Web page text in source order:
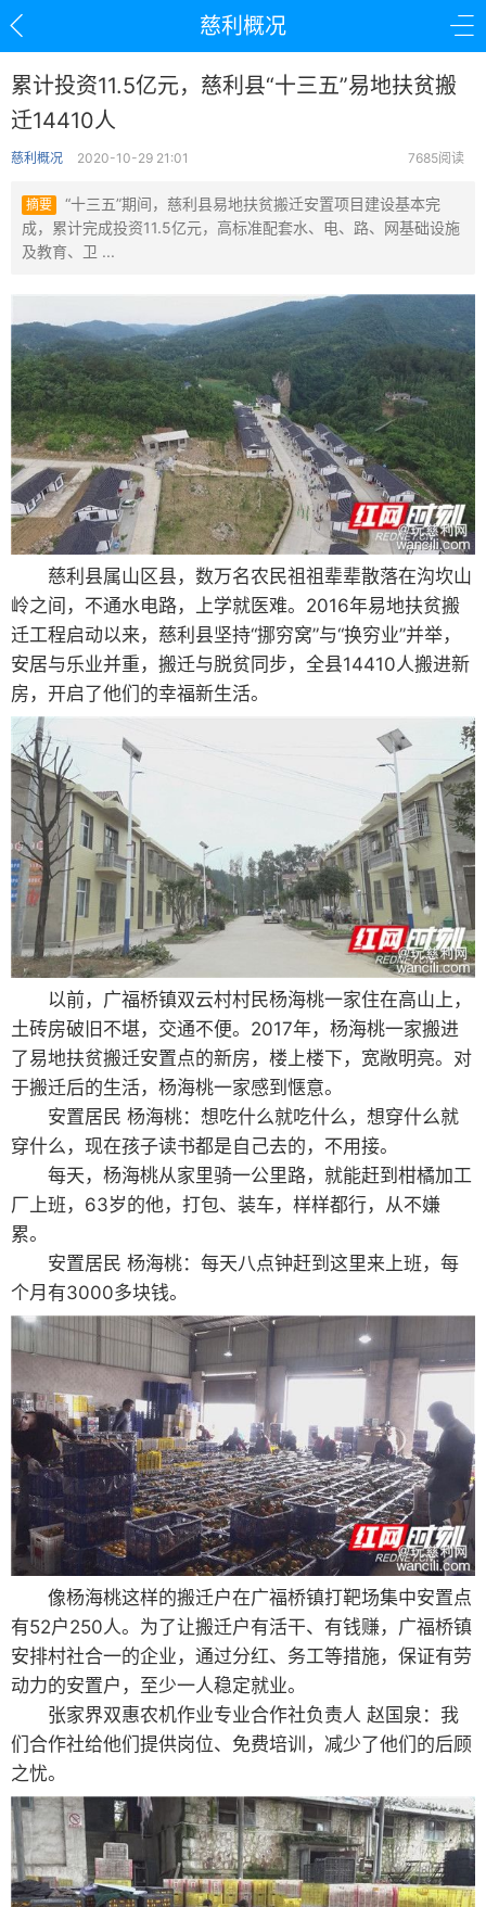
慈利概况
累计投资11.5亿元，慈利县“十三五”易地扶贫搬
迁14410人
慈利概况 2020-10-29 21:01 7685阅读
摘要
“十三五”期间，慈利县易地扶贫搬迁安置项目建设基本完
成，累计完成投资11.5亿元，高标准配套水、电、路、网基础设施
及教育、卫 ...
慈利县属山区县，数万名农民祖祖辈辈散落在沟坎山
岭之间，不通水电路，上学就医难。2016年易地扶贫搬
迁工程启动以来，慈利县坚持“挪穷窝”与“换穷业”并举，
安居与乐业并重，搬迁与脱贫同步，全县14410人搬进新
房，开启了他们的幸福新生活。
以前，广福桥镇双云村村民杨海桃一家住在高山上，
土砖房破旧不堪，交通不便。2017年，杨海桃一家搬进
了易地扶贫搬迁安置点的新房，楼上楼下，宽敞明亮。对
于搬迁后的生活，杨海桃一家感到惬意。
安置居民 杨海桃：想吃什么就吃什么，想穿什么就
穿什么，现在孩子读书都是自己去的，不用接。
每天，杨海桃从家里骑一公里路，就能赶到柑橘加工
厂上班，63岁的他，打包、装车，样样都行，从不嫌
累。
安置居民 杨海桃：每天八点钟赶到这里来上班，每
个月有3000多块钱。
像杨海桃这样的搬迁户在广福桥镇打靶场集中安置点
有52户250人。为了让搬迁户有活干、有钱赚，广福桥镇
安排村社合一的企业，通过分红、务工等措施，保证有劳
动力的安置户，至少一人稳定就业。
张家界双惠农机作业专业合作社负责人 赵国泉：我
们合作社给他们提供岗位、免费培训，减少了他们的后顾
之忧。